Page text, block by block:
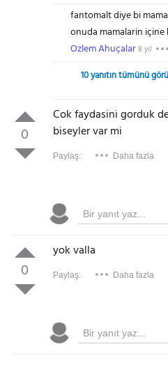
fantomalt diye bi
onuda mamalarin içine
Ozlem Ahuçalar8 yıl
10 yanıtın tümünü
0
Cok faydasini gorduk
biseyler var mi
Paylaş: Daha fazla
0
yok valla
Paylaş: Daha fazla